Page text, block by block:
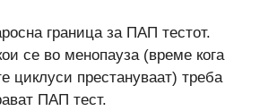
граница за ПАП тестот.
се во менопауза (време кога
циклуси престануваат) треба
ПАП тест.